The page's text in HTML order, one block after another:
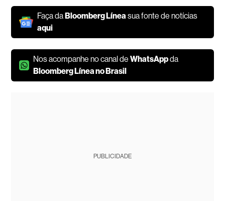
Faça daBloomberg Líneasua fonte de notícias
aqui
Nos acompanhe no canal deWhatsAppda
Bloomberg Línea no Brasil
PUBLICIDADE